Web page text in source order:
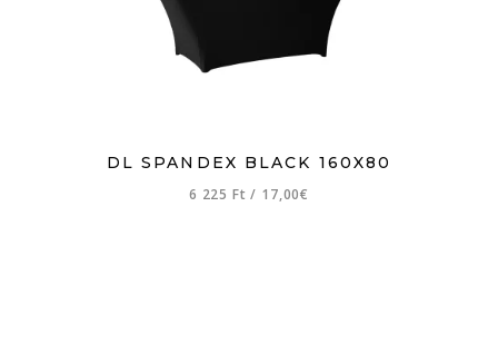
DL SPANDEX BLACK 160X80
6 225 Ft/ 17,00€